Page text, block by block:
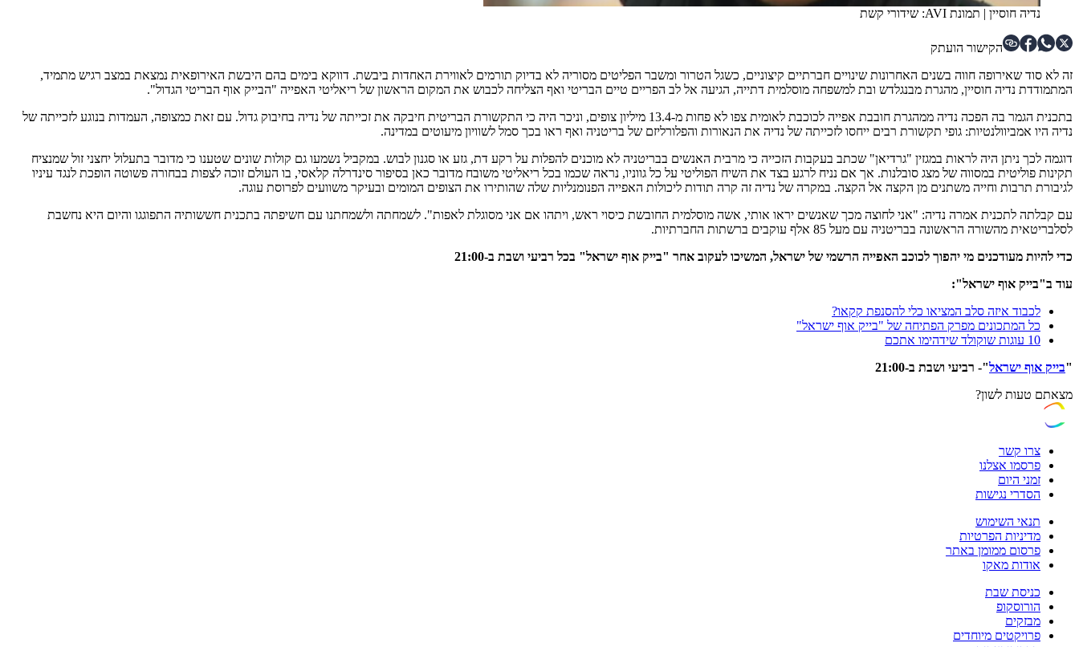
נדיה חוסיין | תמונת AVI: שידורי קשת
הקישור הועתק
זה לא סוד שאירופה חווה בשנים האחרונות שינויים חברתיים קיצוניים, כשגל הטרור ומשבר הפליטים מסוריה לא בדיוק תורמים לאווירת האחדות ביבשת. דווקא בימים בהם היבשת האירופאית נמצאת במצב רגיש מתמיד,
המתמודדת נדיה חוסיין, מהגרת מבנגלדש ובת למשפחה מוסלמית דתייה, הגיעה אל לב הפריים טיים הבריטי ואף הצליחה לכבוש את המקום הראשון של ריאליטי האפייה "הבייק אוף הבריטי הגדול."
בתכנית הגמר בה הפכה נדיה ממהגרת חובבת אפייה לכוכבת לאומית צפו לא פחות מ-13.4 מיליון צופים, וניכר היה כי התקשורת הבריטית חיבקה את זכייתה של נדיה בחיבוק גדול. עם זאת כמצופה, העמדות בנוגע לזכייתה של
נדיה היו אמביוולנטיות: גופי תקשורת רבים ייחסו לזכייתה של נדיה את הנאורות והפלורליזם של בריטניה ואף ראו בכך סמל לשוויון מיעוטים במדינה.
דוגמה לכך ניתן היה לראות במגזין "גרדיאן" שכתב בעקבות הזכייה כי מרבית האנשים בבריטניה לא מוכנים להפלות על רקע דת, גזע או סגנון לבוש. במקביל נשמעו גם קולות שונים שטענו כי מדובר בתעלול יחצני זול שמנציח
תקינות פוליטית במסווה של מצג סובלנות. אך אם נניח לרגע בצד את השיח הפוליטי על כל גווניו, נראה שכמו בכל ריאליטי משובח מדובר כאן בסיפור סינדרלה קלאסי, בו העולם זוכה לצפות בבחורה פשוטה הופכת לנגד עיניו
לגיבורת תרבות וחייה משתנים מן הקצה אל הקצה. במקרה של נדיה זה קרה תודות ליכולות האפייה הפנומנליות שלה שהותירו את הצופים המומים ובעיקר משוועים לפרוסת עוגה.
עם קבלתה לתכנית אמרה נדיה: "אני לחוצה מכך שאנשים יראו אותי, אשה מוסלמית החובשת כיסוי ראש, ויתהו אם אני מסוגלת לאפות". לשמחתה ולשמחתנו עם חשיפתה בתכנית חששותיה התפוגגו והיום היא נחשבת
לסלבריטאית מהשורה הראשונה בבריטניה עם מעל 85 אלף עוקבים ברשתות החברתיות.
כדי להיות מעודכנים מי יהפוך לכוכב האפייה הרשמי של ישראל, המשיכו לעקוב אחר "בייק אוף ישראל" בכל רביעי ושבת ב-21:00
עוד ב"בייק אוף ישראל":
לכבוד איזה סלב המציאו כלי להסנפת קקאו?
כל המתכונים מפרק הפתיחה של "בייק אוף ישראל"
10 עוגות שוקולד שידהימו אתכם
"בייק אוף ישראל"- רביעי ושבת ב-21:00
מצאתם טעות לשון?
צרו קשר
פרסמו אצלנו
זמני היום
הסדרי נגישות
תנאי השימוש
מדיניות הפרטיות
פרסום ממומן באתר
אודות מאקו
כניסת שבת
הורוסקופ
מבזקים
פרויקטים מיוחדים